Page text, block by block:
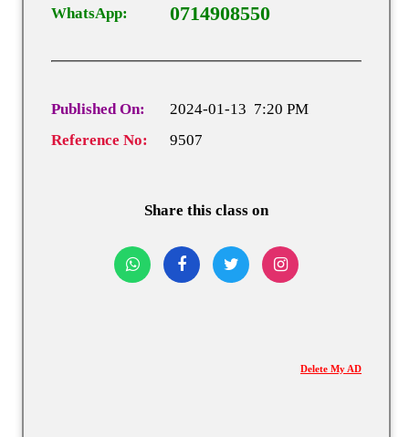
WhatsApp: 0714908550
Published On:
2024-01-13 7:20 PM
Reference No:
9507
Share this class on
Delete My AD